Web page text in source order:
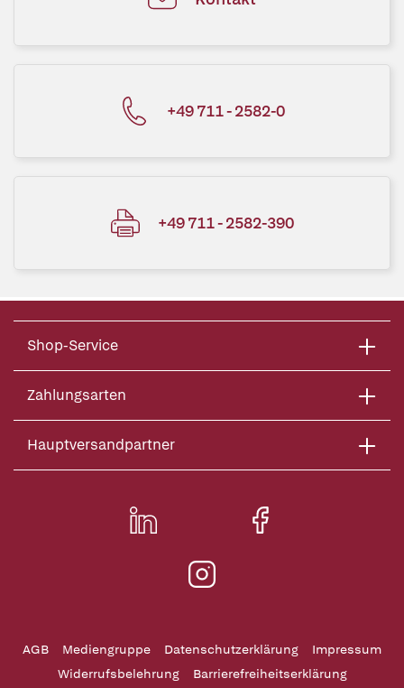
+49 711 - 2582-0
+49 711 - 2582-390
Shop-Service
Zahlungsarten
Hauptversandpartner
AGB Mediengruppe Datenschutzerklärung
Impressum
Widerrufsbelehrung
Barrierefreiheitserklärung